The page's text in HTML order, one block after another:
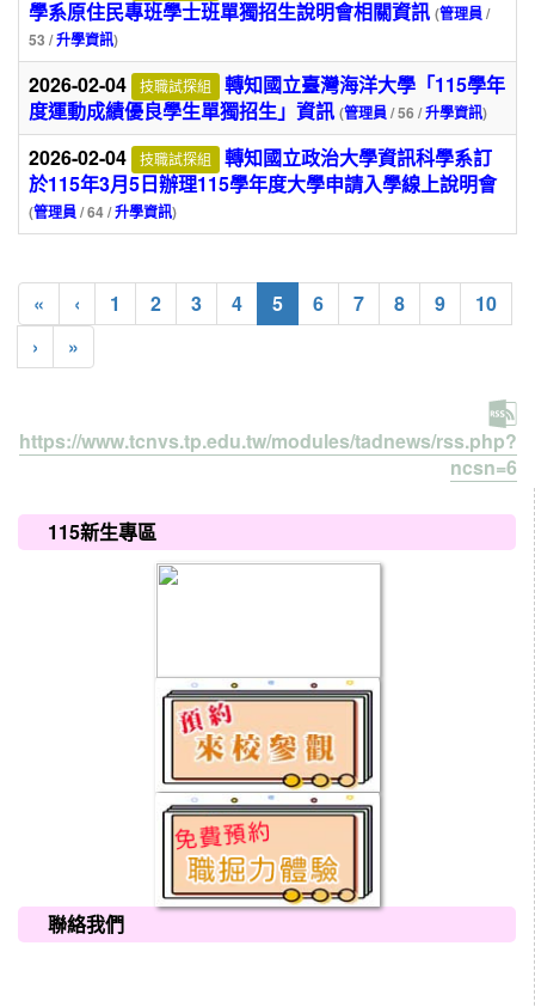
學系原住民專班學士班單獨招生說明會相關資訊 (管理員/
53 /升學資訊)
2026-02-04 技職試探組
轉知國立臺灣海洋大學「115學年
度運動成績優良學生單獨招生」資訊 (管理員/ 56 /升學資訊)
2026-02-04 技職試探組
轉知國立政治大學資訊科學系訂
於115年3月5日辦理115學年度大學申請入學線上說明會
(管理員/ 64 /升學資訊)
« ‹ 1 2 3 4 5(current)
6 7 8 9
10
›
»
https://www.tcnvs.tp.edu.tw/modules/tadnews/rss.php?
ncsn=6
115新生專區
聯絡我們